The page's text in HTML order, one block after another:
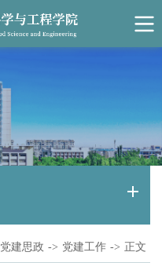
党建思政 -> 党建工作 -> 正文